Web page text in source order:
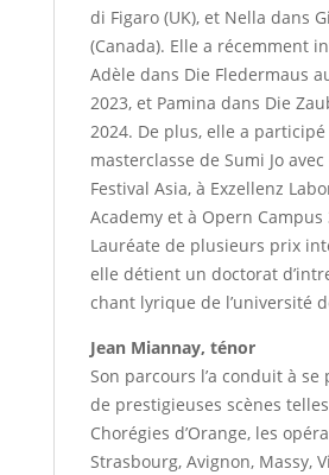
di Figaro (UK), et Nella dans
(Canada). Elle a récemment
Adèle dans Die Fledermaus
2023, et Pamina dans Die
2024. De plus, elle a
masterclasse de Sumi Jo
Festival Asia, à Exzellenz
Academy et à Opern Campus
Lauréate de plusieurs prix
elle détient un doctorat
chant lyrique de l’université
Jean Miannay, ténor
Son parcours l’a conduit à
de prestigieuses scènes
Chorégies d’Orange, les
Strasbourg, Avignon, Massy,